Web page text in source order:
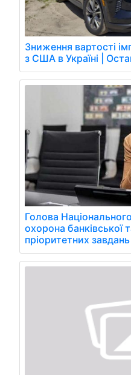
Зниження вартості
з США в Україні |
Голова
охорона банківської
пріоритетних